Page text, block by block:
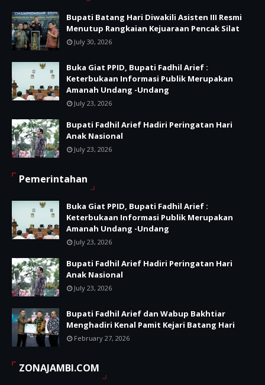
Bupati Batang Hari Diwakili Asisten III Resmi
Menutup Rangkaian Kejuaraan Pencak Silat
July 30, 2026
Buka Giat PPID, Bupati Fadhil Arief :
Keterbukaan Informasi Publik Merupakan
Amanah Undang -Undang
July 23, 2026
Bupati Fadhil Arief Hadiri Peringatan Hari
Anak Nasional
July 23, 2026
Pemerintahan
Buka Giat PPID, Bupati Fadhil Arief :
Keterbukaan Informasi Publik Merupakan
Amanah Undang -Undang
July 23, 2026
Bupati Fadhil Arief Hadiri Peringatan Hari
Anak Nasional
July 23, 2026
Bupati Fadhil Arief dan Wabup Bakhtiar
Menghadiri Kenal Pamit Kejari Batang Hari
February 27, 2026
ZONAJAMBI.COM